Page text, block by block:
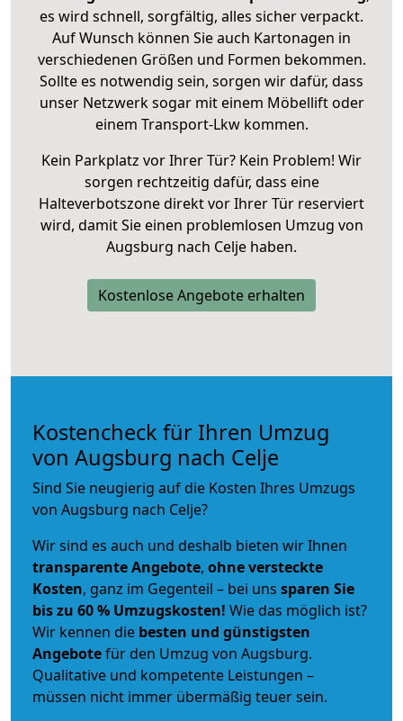
es wird schnell, sorgfältig, alles sicher verpackt.
Auf Wunsch können Sie auch Kartonagen in
verschiedenen Größen und Formen bekommen.
Sollte es notwendig sein, sorgen wir dafür, dass
unser Netzwerk sogar mit einem Möbellift oder
einem Transport-Lkw kommen.
Kein Parkplatz vor Ihrer Tür? Kein Problem! Wir
sorgen rechtzeitig dafür, dass eine
Halteverbotszone direkt vor Ihrer Tür reserviert
wird, damit Sie einen problemlosen Umzug von
Augsburg nach Celje haben.
Kostenlose Angebote erhalten
Kostencheck für Ihren Umzug
von Augsburg nach Celje
Sind Sie neugierig auf die Kosten Ihres Umzugs
von Augsburg nach Celje?
Wir sind es auch und deshalb bieten wir Ihnen
transparente Angebote, ohne versteckte
Kosten, ganz im Gegenteil – bei uns sparen Sie
bis zu 60 % Umzugskosten! Wie das möglich ist?
Wir kennen die besten und günstigsten
Angebotefür den Umzug von Augsburg.
Qualitative und kompetente Leistungen –
müssen nicht immer übermäßig teuer sein.